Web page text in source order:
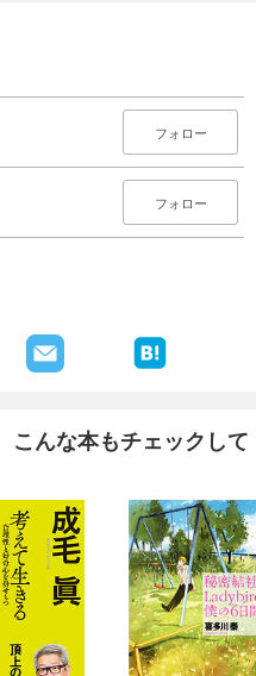
フォロー
フォロー
こんな本もチェックして